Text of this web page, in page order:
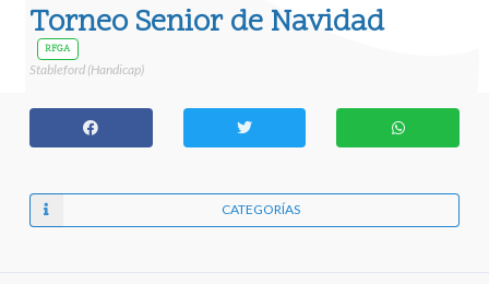
Torneo Senior de Navidad
RFGA
Stableford (Handicap)
CATEGORÍAS